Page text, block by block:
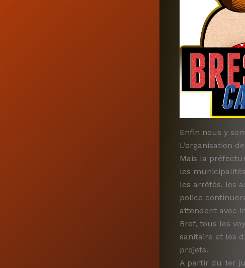
Enfin nous y
L’organisation
Mais la
les
les arrêtés, les
police
attendent avec
Bref, tous les
sanitaire et les
projets.
A partir du 1er